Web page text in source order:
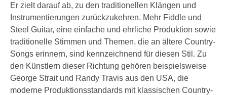
Er zielt darauf ab, zu den traditionellen Klängen und
Instrumentierungen zurückzukehren. Mehr Fiddle und
Steel Guitar, eine einfache und ehrliche Produktion sowie
traditionelle Stimmen und Themen, die an ältere Country-
Songs erinnern, sind kennzeichnend für diesen Stil. Zu
den Künstlern dieser Richtung gehören beispielsweise
George Strait und Randy Travis aus den USA, die
moderne Produktionsstandards mit klassischen Country-